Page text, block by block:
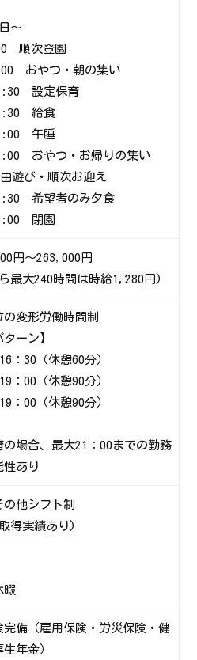
～
順次登園
おやつ・朝の集い
設定保育
給食
午睡
おやつ・お帰りの集い
遊び・順次お迎え
希望者のみ夕食
閉園
円～263,000円
最大240時間は時給1,280円)
の変形労働時間制
ターン】
：30（休憩60分）
：00（休憩90分）
：00（休憩90分）
場合、最大21：00までの勤務
性あり
の他シフト制
得実績あり)
暇
完備（雇用保険・労災保険・健
年金）